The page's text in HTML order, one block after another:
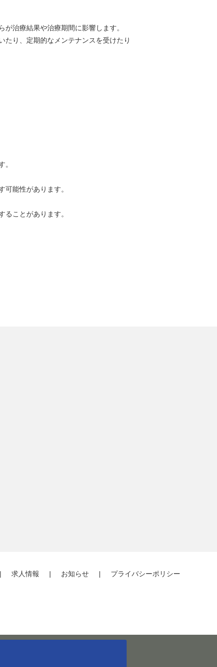
治療結果や治療期間に影響します。
り、定期的なメンテナンスを受けたり
。
能性があります。
ことがあります。
求人情報 お知らせ
プライバシーポリシー